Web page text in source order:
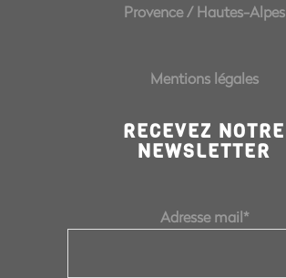
Provence/Hautes-Alpes
Mentions légales
RECEVEZ NOTRE
NEWSLETTER
Adresse mail*